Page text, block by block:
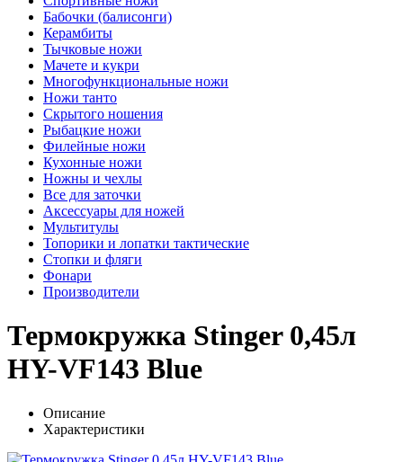
Бабочки (балисонги)
Керамбиты
Тычковые ножи
Мачете и кукри
Многофункциональные ножи
Ножи танто
Скрытого ношения
Рыбацкие ножи
Филейные ножи
Кухонные ножи
Ножны и чехлы
Все для заточки
Аксессуары для ножей
Мультитулы
Топорики и лопатки тактические
Стопки и фляги
Фонари
Производители
Термокружка Stinger 0,45л
HY-VF143 Blue
Описание
Характеристики